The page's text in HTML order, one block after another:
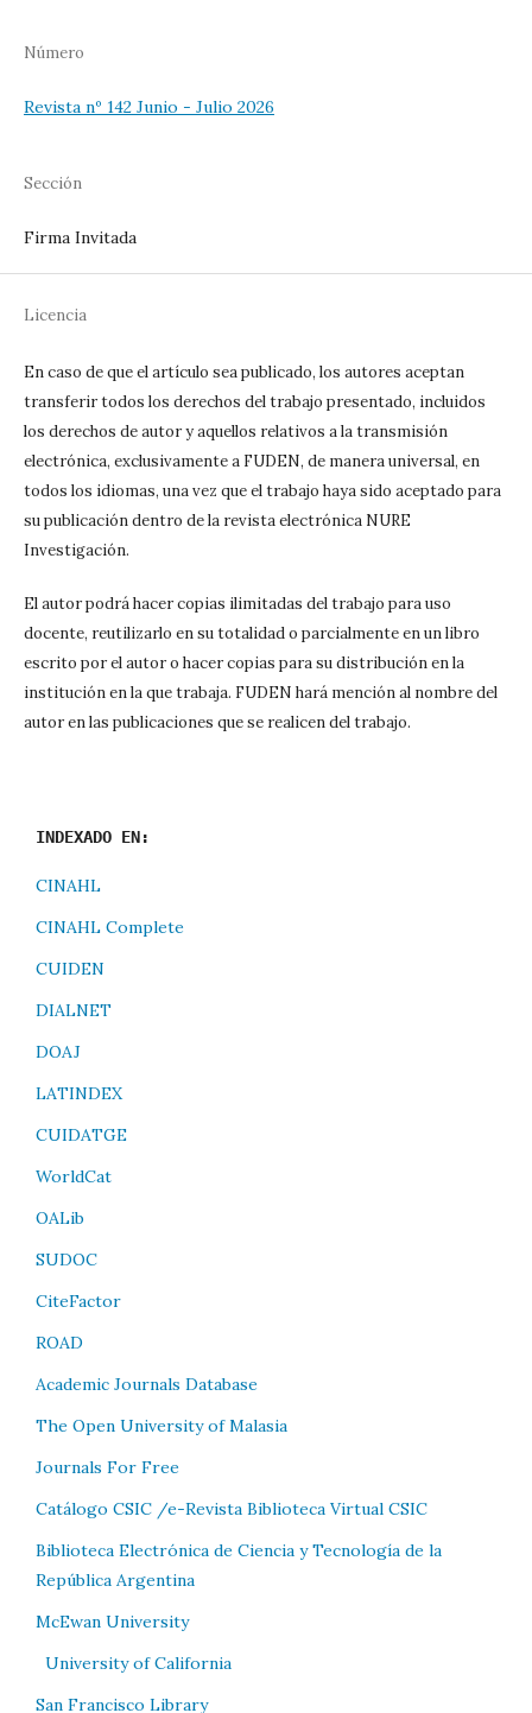
Número
Revista nº 142 Junio - Julio 2026
Sección
Firma Invitada
Licencia
En caso de que el artículo sea publicado, los autores aceptan
transferir todos los derechos del trabajo presentado, incluidos
los derechos de autor y aquellos relativos a la transmisión
electrónica, exclusivamente a FUDEN, de manera universal, en
todos los idiomas, una vez que el trabajo haya sido aceptado para
su publicación dentro de la revista electrónica NURE
Investigación.
El autor podrá hacer copias ilimitadas del trabajo para uso
docente, reutilizarlo en su totalidad o parcialmente en un libro
escrito por el autor o hacer copias para su distribución en la
institución en la que trabaja. FUDEN hará mención al nombre del
autor en las publicaciones que se realicen del trabajo.
INDEXADO EN:
CINAHL
CINAHL Complete
CUIDEN
DIALNET
DOAJ
LATINDEX
CUIDATGE
WorldCat
OALib
SUDOC
CiteFactor
ROAD
Academic Journals Database
The Open University of Malasia
Journals For Free
Catálogo CSIC /e-Revista Biblioteca Virtual CSIC
Biblioteca Electrónica de Ciencia y Tecnología de la
República Argentina
McEwan University
University of California
San Francisco Library